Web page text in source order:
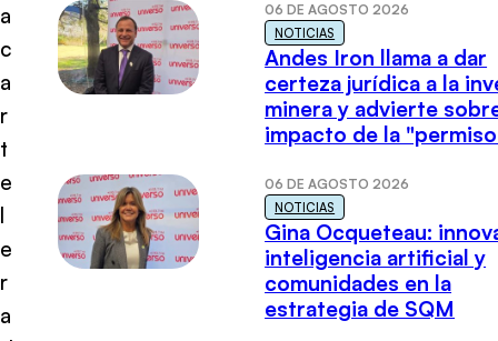
a
c
a
r
t
e
l
e
r
a
06 DE AGOSTO 2026
NOTICIAS
Andes Iron llama a dar
certeza jurídica a la
minera y advierte
impacto de la
06 DE AGOSTO 2026
NOTICIAS
Gina Ocqueteau:
inteligencia artificial y
comunidades en la
estrategia de SQM